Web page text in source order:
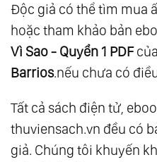
Độc giả có thể tìm mua
hoặc tham khảo bản
Vì Sao - Quyển 1 PDF
Barrios.nếu chưa có
Tất cả sách điện tử,
thuviensach.vn đều có
giả. Chúng tôi khuyến